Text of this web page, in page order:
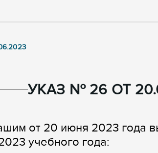
УКАЗ № 26 ОТ
от 20 июня 2023 года
учебного года: